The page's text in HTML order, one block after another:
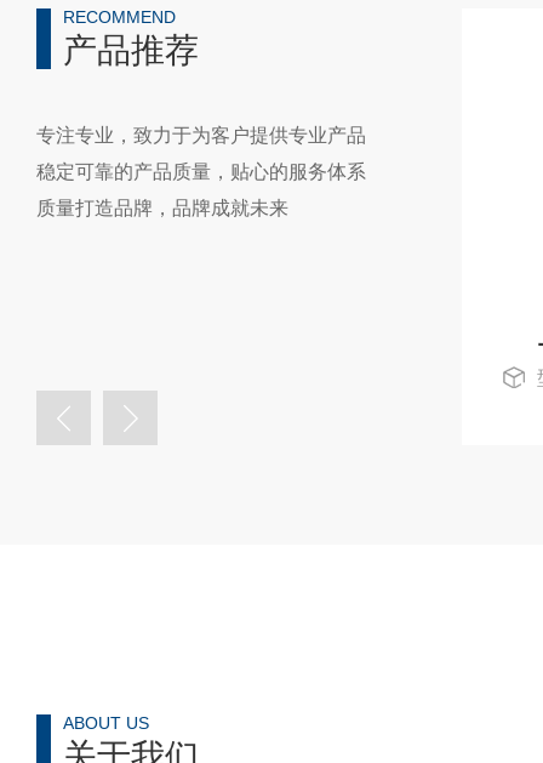
RECOMMEND
产品推荐
专注专业，致力于为客户提供专业产品
稳定可靠的产品质量，贴心的服务体系
质量打造品牌，品牌成就未来
ABOUT US